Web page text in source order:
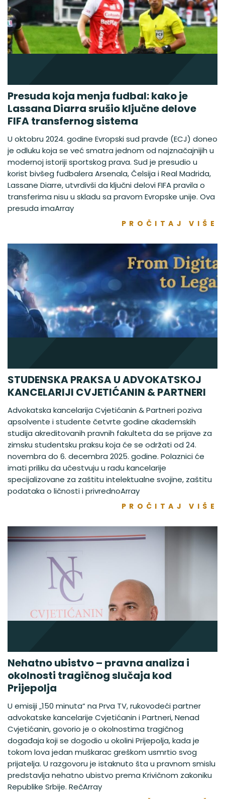
Presuda koja menja fudbal: kako je
Lassana Diarra srušio ključne delove
FIFA transfernog sistema
U oktobru 2024. godine Evropski sud pravde (ECJ) doneo
je odluku koja se već smatra jednom od najznačajnijih u
modernoj istoriji sportskog prava. Sud je presudio u
korist bivšeg fudbalera Arsenala, Čelsija i Real Madrida,
Lassane Diarre, utvrdivši da ključni delovi FIFA pravila o
transferima nisu u skladu sa pravom Evropske unije. Ova
presuda imaArray
PROČITAJ VIŠE
STUDENSKA PRAKSA U ADVOKATSKOJ
KANCELARIJI CVJETIĆANIN & PARTNERI
Advokatska kancelarija Cvjetićanin & Partneri poziva
apsolvente i studente četvrte godine akademskih
studija akreditovanih pravnih fakulteta da se prijave za
zimsku studentsku praksu koja će se održati od 24.
novembra do 6. decembra 2025. godine. Polaznici će
imati priliku da učestvuju u radu kancelarije
specijalizovane za zaštitu intelektualne svojine, zaštitu
podataka o ličnosti i privrednoArray
PROČITAJ VIŠE
Nehatno ubistvo – pravna analiza i
okolnosti tragičnog slučaja kod
Prijepolja
U emisiji „150 minuta“ na Prva TV, rukovodeći partner
advokatske kancelarije Cvjetićanin i Partneri, Nenad
Cvjetićanin, govorio je o okolnostima tragičnog
događaja koji se dogodio u okolini Prijepolja, kada je
tokom lova jedan muškarac greškom usmrtio svog
prijatelja. U razgovoru je istaknuto šta u pravnom smislu
predstavlja nehatno ubistvo prema Krivičnom zakoniku
Republike Srbije. RečArray